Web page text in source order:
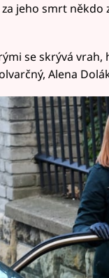
jeho smrt
se skrývá vrah,
Alena